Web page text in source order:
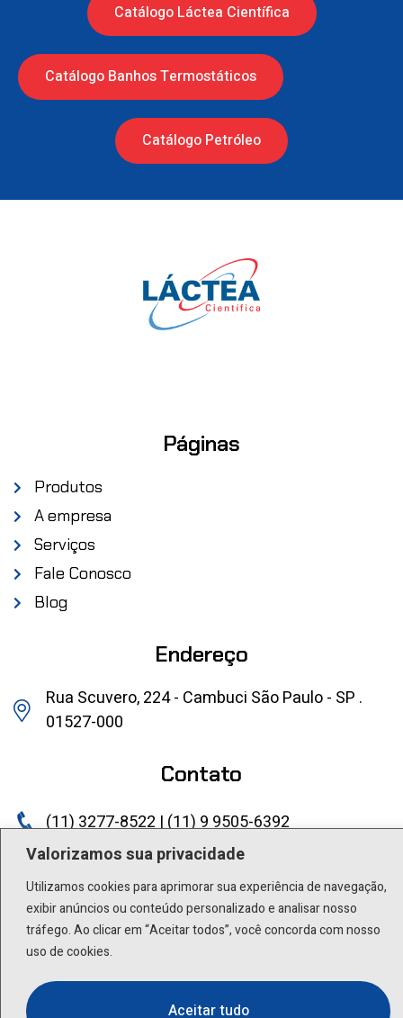
Valorizamos sua privacidade
Utilizamos cookies para aprimorar sua experiência de navegação,
exibir anúncios ou conteúdo personalizado e analisar nosso
tráfego. Ao clicar em “Aceitar todos”, você concorda com nosso
uso de cookies.
Aceitar tudo
Catálogo Láctea Científica
Catálogo Banhos Termostáticos
Catálogo Petróleo
Páginas
Produtos
A empresa
Serviços
Fale Conosco
Blog
Endereço
Rua Scuvero, 224 - Cambuci São Paulo - SP .
01527-000
Contato
(11) 3277-8522 | (11) 9 9505-6392
lactea@lactea.com.br
Social